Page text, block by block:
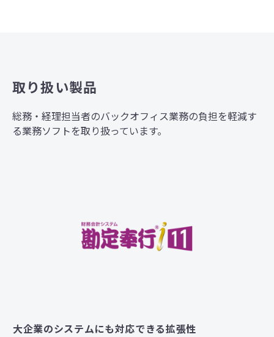
取り扱い製品
総務・経理担当者のバックオフィス業務の負担を軽減す
る業務ソフトを取り扱っています。
大企業のシステムにも対応できる拡張性